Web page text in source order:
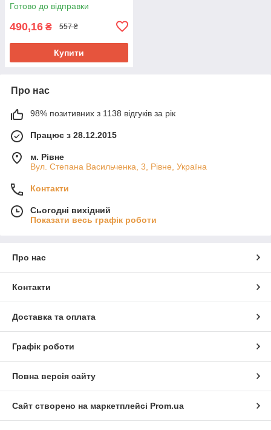
Готово до відправки
490,16 ₴ 557 ₴
Купити
Про нас
98% позитивних з 1138 відгуків за рік
Працює з 28.12.2015
м. Рівне
Вул. Степана Васильченка, 3, Рівне, Україна
Контакти
Сьогодні вихідний
Показати весь графік роботи
Про нас
Контакти
Доставка та оплата
Графік роботи
Повна версія сайту
Сайт створено на маркетплейсі Prom.ua